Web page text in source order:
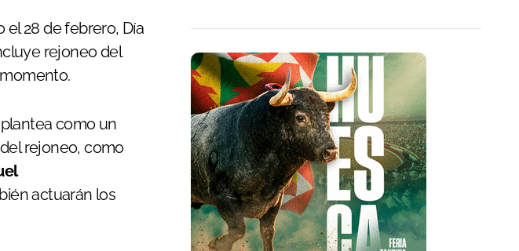
28 de febrero, Día
rejoneo del
como un
rejoneo, como
actuarán los